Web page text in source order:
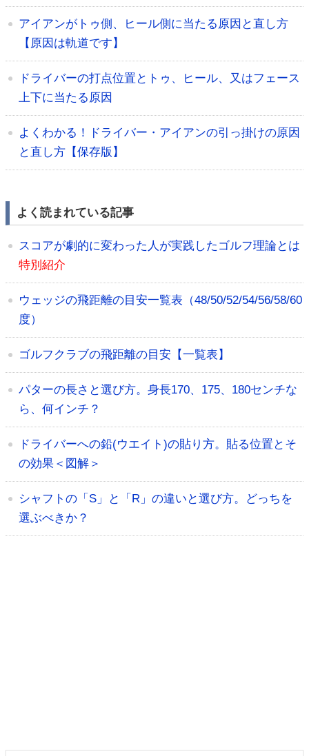
アイアンがトゥ側、ヒール側に当たる原因と直し方
【原因は軌道です】
ドライバーの打点位置とトゥ、ヒール、又はフェース
上下に当たる原因
よくわかる！ドライバー・アイアンの引っ掛けの原因
と直し方【保存版】
よく読まれている記事
スコアが劇的に変わった人が実践したゴルフ理論とは
特別紹介
ウェッジの飛距離の目安一覧表（48/50/52/54/56/58/60
度）
ゴルフクラブの飛距離の目安【一覧表】
パターの長さと選び方。身長170、175、180センチな
ら、何インチ？
ドライバーへの鉛(ウエイト)の貼り方。貼る位置とそ
の効果＜図解＞
シャフトの「S」と「R」の違いと選び方。どっちを
選ぶべきか？